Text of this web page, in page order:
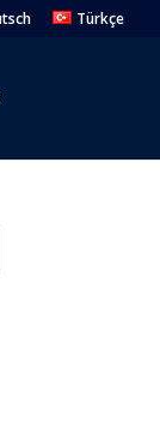
Türkçe